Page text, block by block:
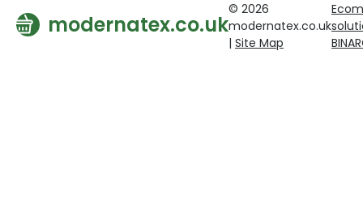
modernatex.co.uk
© 2026
modernatex.co.uk
| Site Map